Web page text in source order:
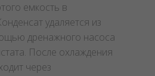
емкость в
удаляется из
дренажного насоса
После охлаждения
через